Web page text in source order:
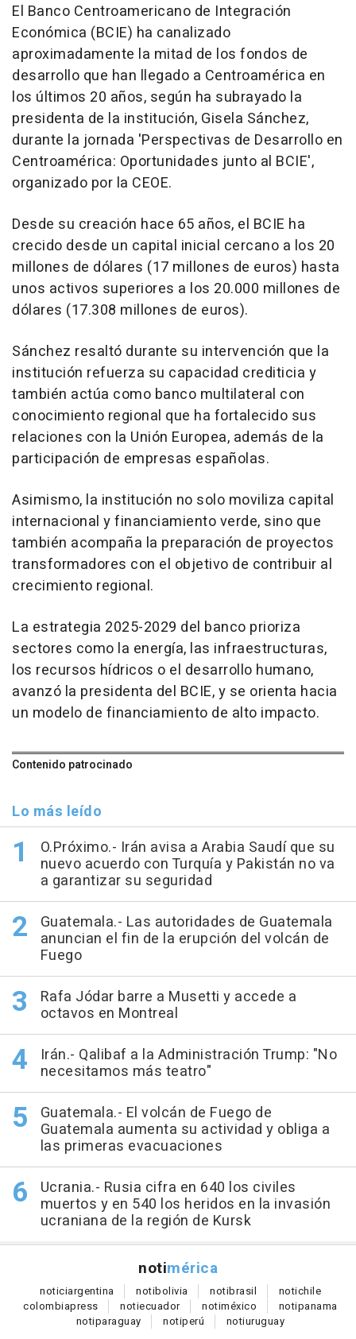
El Banco Centroamericano de Integración
Económica (BCIE) ha canalizado
aproximadamente la mitad de los fondos de
desarrollo que han llegado a Centroamérica en
los últimos 20 años, según ha subrayado la
presidenta de la institución, Gisela Sánchez,
durante la jornada 'Perspectivas de Desarrollo en
Centroamérica: Oportunidades junto al BCIE',
organizado por la CEOE.
Desde su creación hace 65 años, el BCIE ha
crecido desde un capital inicial cercano a los 20
millones de dólares (17 millones de euros) hasta
unos activos superiores a los 20.000 millones de
dólares (17.308 millones de euros).
Sánchez resaltó durante su intervención que la
institución refuerza su capacidad crediticia y
también actúa como banco multilateral con
conocimiento regional que ha fortalecido sus
relaciones con la Unión Europea, además de la
participación de empresas españolas.
Asimismo, la institución no solo moviliza capital
internacional y financiamiento verde, sino que
también acompaña la preparación de proyectos
transformadores con el objetivo de contribuir al
crecimiento regional.
La estrategia 2025-2029 del banco prioriza
sectores como la energía, las infraestructuras,
los recursos hídricos o el desarrollo humano,
avanzó la presidenta del BCIE, y se orienta hacia
un modelo de financiamiento de alto impacto.
Contenido patrocinado
Lo más leído
O.Próximo.- Irán avisa a Arabia Saudí que su
nuevo acuerdo con Turquía y Pakistán no va
a garantizar su seguridad
Guatemala.- Las autoridades de Guatemala
anuncian el fin de la erupción del volcán de
Fuego
Rafa Jódar barre a Musetti y accede a
octavos en Montreal
Irán.- Qalibaf a la Administración Trump: "No
necesitamos más teatro"
Guatemala.- El volcán de Fuego de
Guatemala aumenta su actividad y obliga a
las primeras evacuaciones
Ucrania.- Rusia cifra en 640 los civiles
muertos y en 540 los heridos en la invasión
ucraniana de la región de Kursk
notimérica
noticiargentina notibolivia notibrasil notichile
colombiapress notiecuador notiméxico notipanama
notiparaguay notiperú notiuruguay